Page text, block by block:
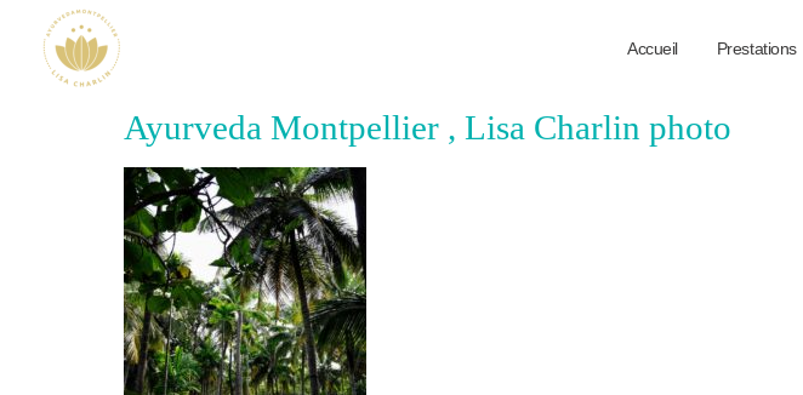
Accueil Prestations
Ayurveda Montpellier , Lisa Charlin photo